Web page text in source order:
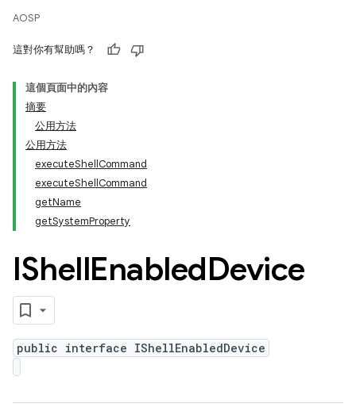
AOSP
這對你有幫助嗎？
這個頁面中的內容
摘要
公用方法
公用方法
executeShellCommand
executeShellCommand
getName
getSystemProperty
IShellEnabledDevice
public interface IShellEnabledDevice